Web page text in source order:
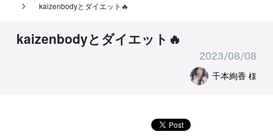
技術者ランキング
アンケート
kaizenbodyとダイエット🔥
kaizenbodyとダイエット🔥
2023/08/08
千本絢香 様